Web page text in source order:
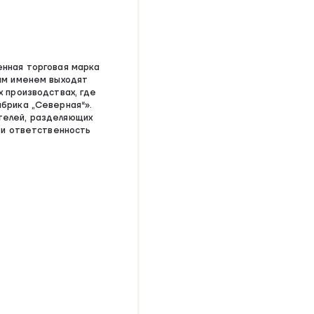
торговая марка
именем выходят
где
„Северная“».
разделяющих
ответственность